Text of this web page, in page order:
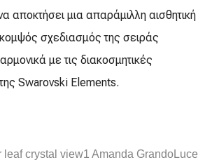
αποκτήσει μια απαράμιλλη αισθητική
σχεδιασμός της σειράς
με τις διακοσμητικές
Swarovski Elements.